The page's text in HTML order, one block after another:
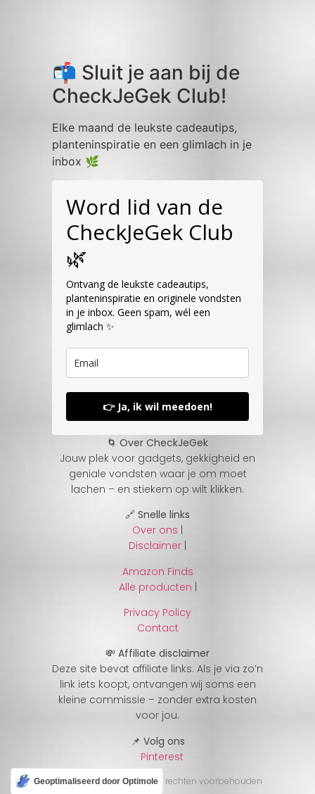
📬 Sluit je aan bij de
CheckJeGek Club!
Elke maand de leukste cadeautips,
planteninspiratie en een glimlach in je
inbox 🌿
Word lid van de
CheckJeGek Club
🌿
Ontvang de leukste cadeautips,
planteninspiratie en originele vondsten
in je inbox. Geen spam, wél een
glimlach ✨
👉 Ja, ik wil meedoen!
🌀 Over CheckJeGek
Jouw plek voor gadgets, gekkigheid en
geniale vondsten waar je om moet
lachen – en stiekem op wilt klikken.
🔗 Snelle links
Over ons
Disclaimer
Amazon Finds
Alle producten |
Privacy Policy
Contact
💸 Affiliate disclaimer
Deze site bevat affiliate links. Als je via zo’n
link iets koopt, ontvangen wij soms een
kleine commissie – zonder extra kosten
voor jou.
📌 Volg ons
Pinterest
© 2025 CheckJeGek – Alle rechten voorbehouden
Geoptimaliseerd door Optimole